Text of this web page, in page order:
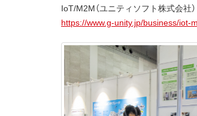
IoT/M2M（ユニティソフト株式会社）
https://www.g-unity.jp/business/iot-